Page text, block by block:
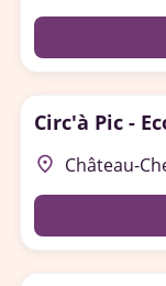
Circ'à Pic -
place Château-